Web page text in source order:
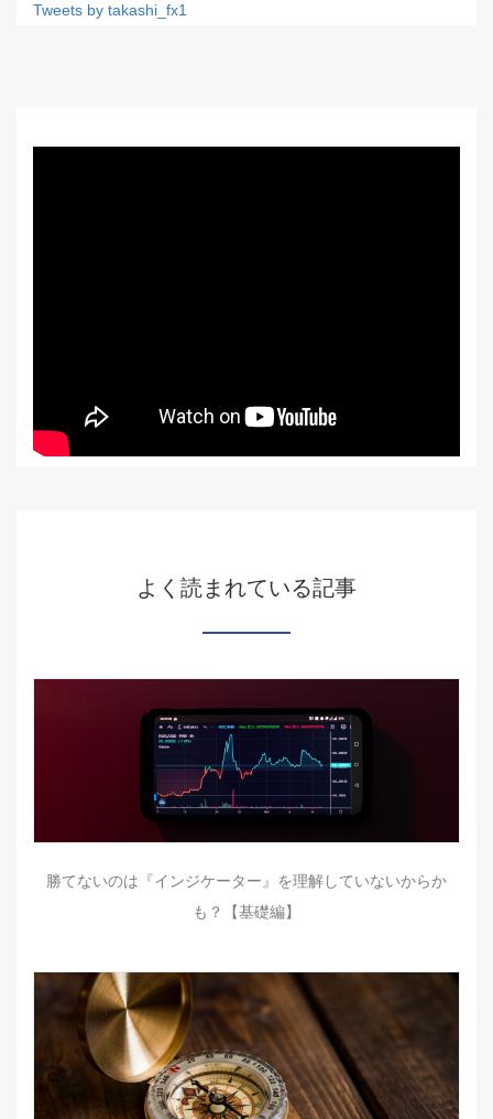
Tweets by takashi_fx1
よく読まれている記事
勝てないのは『インジケーター』を理解していないからか
も？【基礎編】